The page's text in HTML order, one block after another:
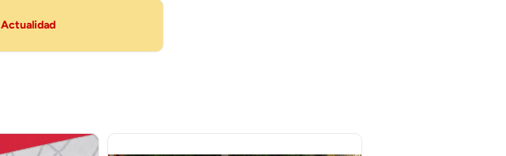
Actualidad